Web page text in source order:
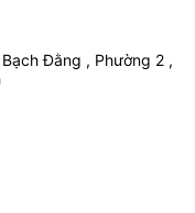
Đằng , Phường 2 ,